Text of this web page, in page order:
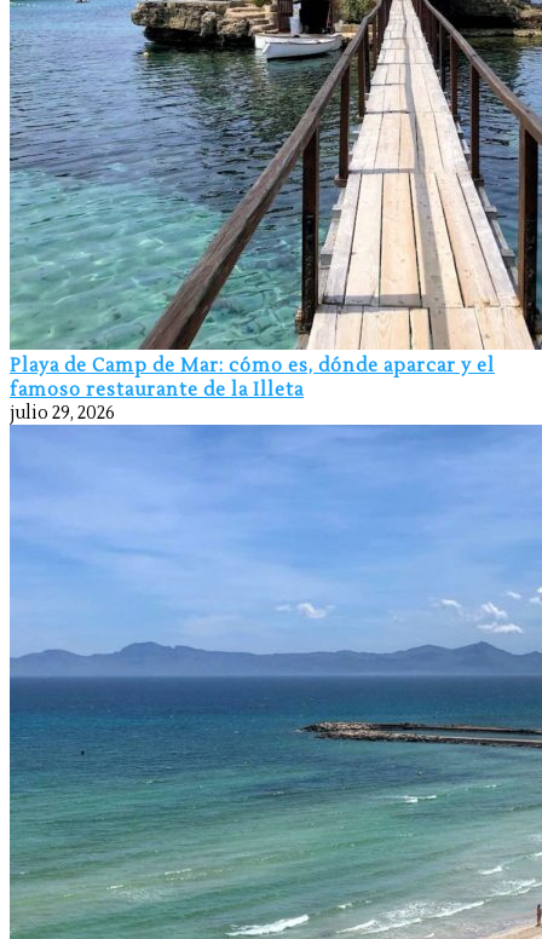
Playa de Camp de Mar: cómo es, dónde aparcar y el
famoso restaurante de la Illeta
julio 29, 2026